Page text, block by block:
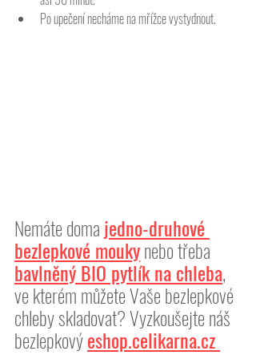
Po upečení necháme na mřížce vystydnout.
Nemáte doma jedno-druhové
bezlepkové mouky nebo třeba
bavlněný BIO pytlík na chleba,
ve kterém můžete Vaše bezlepkové
chleby skladovat? Vyzkoušejte náš
bezlepkový eshop.celikarna.cz